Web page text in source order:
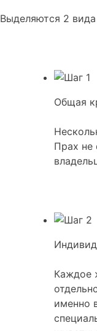
Выделяются 2
Общая
Прах не
Каждое
именно